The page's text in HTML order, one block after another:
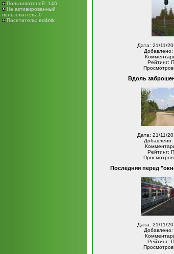
Пользователей: 146
Не активированный
пользователь: 0
Посетитель: ed4mk
Дата: 21/11/
Добавлено:
Рейтинг:
Вдоль
Дата: 21/11/
Добавлено:
Рейтинг:
Последняя перед
Дата: 21/11/
Добавлено:
Рейтинг: